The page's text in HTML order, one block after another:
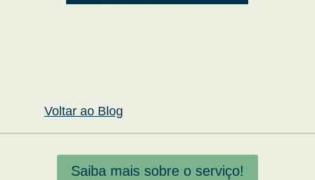
Voltar ao Blog
Saiba mais sobre o serviço!